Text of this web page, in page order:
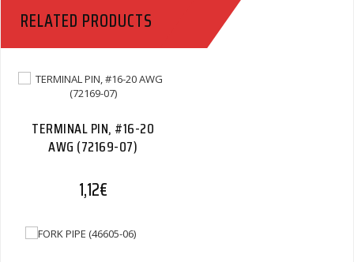
RELATED PRODUCTS
TERMINAL PIN, #16-20
AWG (72169-07)
1,12€